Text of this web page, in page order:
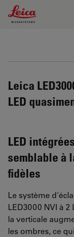
Leica
Leica
LED
LED
semblable à
fidèles
Le système
LED3000 NVI à
la verticale
les ombres, ce